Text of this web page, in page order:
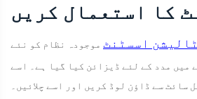
کا استعمال کریں
موجودہ نظام کو نئے
میں مدد کے لئے ڈیزائن کیا گیا ہے۔ اسے
سائٹ سے ڈاؤن لوڈ کریں اور اسے چلائیں۔